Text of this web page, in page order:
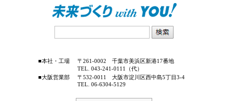
■本社・工場
〒261-0002 千葉市美浜区新港17番地
TEL. 043-241-0111（代）
■大阪営業部
〒532-0011 大阪市淀川区西中島5丁目3-4
TEL. 06-6304-5129